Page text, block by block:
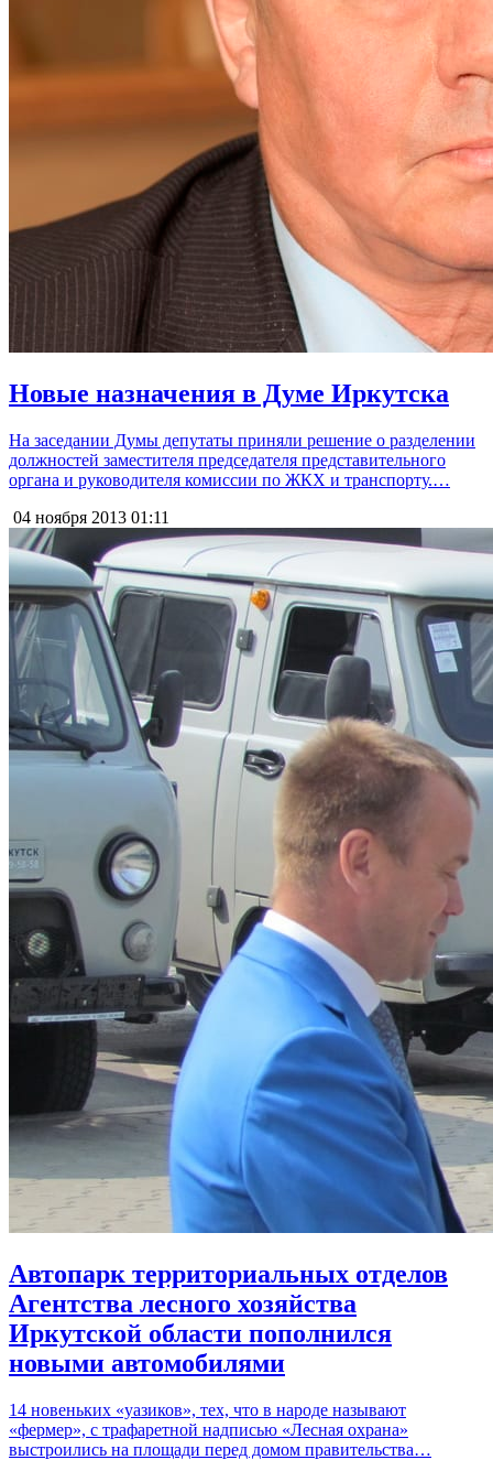
Новые назначения в Думе Иркутска
На заседании Думы депутаты приняли решение о разделении
должностей заместителя председателя представительного
органа и руководителя комиссии по ЖКХ и транспорту.…
04 ноября 2013 01:11
Автопарк территориальных отделов
Агентства лесного хозяйства
Иркутской области пополнился
новыми автомобилями
14 новеньких «уазиков», тех, что в народе называют
«фермер», с трафаретной надписью «Лесная охрана»
выстроились на площади перед домом правительства…